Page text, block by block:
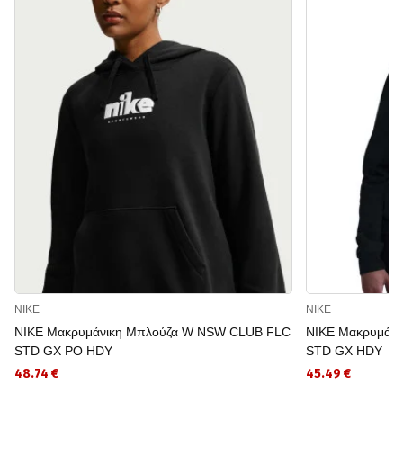
NIKE
NIKE Μακρυμάνικη Μπλούζα W NSW CLUB FLC
STD GX PO HDY
48.74 €
NIKE
NIKE
STD GX HDY
45.49 €